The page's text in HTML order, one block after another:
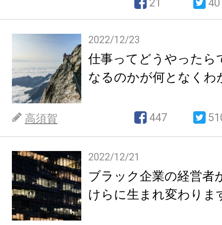
21 40
2022/12/23
仕事ってどうやったら
なるのかが何となくわ
高須賀 447
2022/12/21
ブラック企業の経営者
けらに生まれ変わりま